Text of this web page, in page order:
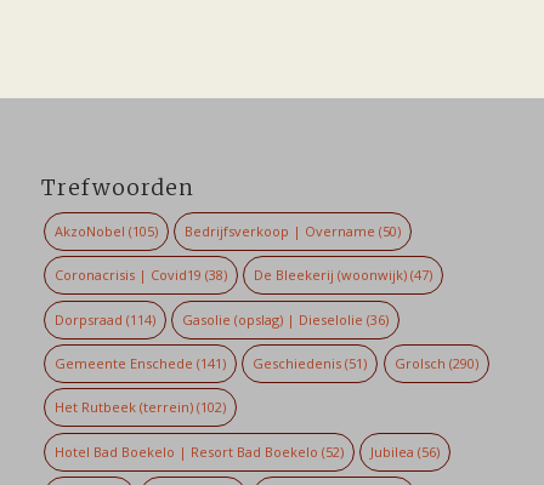
Trefwoorden
AkzoNobel (105) Bedrijfsverkoop | Overname (50)
Coronacrisis | Covid19 (38) De Bleekerij (woonwijk) (47)
Dorpsraad (114) Gasolie (opslag) | Dieselolie (36)
Gemeente Enschede (141) Geschiedenis (51) Grolsch (290)
Het Rutbeek (terrein)(102)
Hotel Bad Boekelo | Resort Bad Boekelo (52) Jubilea (56)